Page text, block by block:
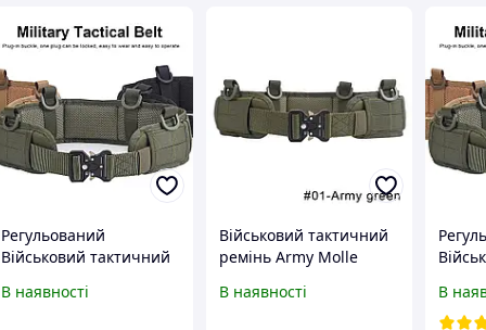
Регульований
Військовий тактичний
ПіСОК
В наявності
Військовий тактичний
ремінь Army Molle
В наявності
ПІСОК
В